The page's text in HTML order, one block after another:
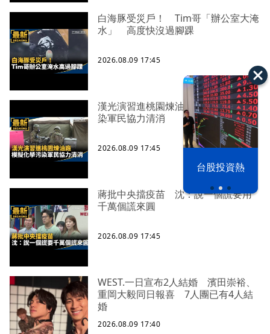
台股投資熱
白海豚受災戶！ Tim哥「辦公室大淹
水」 高度快沒過腳踝
2026.08.09 17:45
漢光演習進桃園煉油廠 模擬化學污
染軍民協力清消
2026.08.09 17:45
蔣批中央擋疫苗 沈：說一個謊要用
千萬個謊來圓
2026.08.09 17:45
WEST.一日宣布2人結婚 濱田崇裕、
重岡大毅同日報喜 7人團已有4人結
婚
2026.08.09 17:40